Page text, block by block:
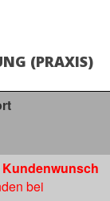
(PRAXIS)
Kundenwunsch
bei